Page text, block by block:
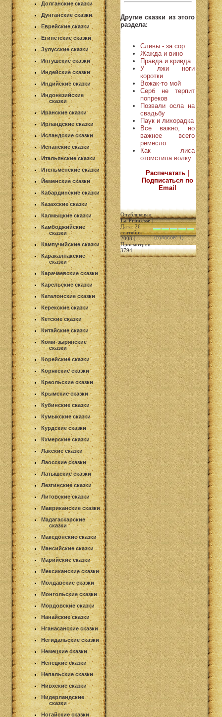
Долганские сказки
Дунганские сказки
Еврейские сказки
Египетские сказки
Зулусские сказки
Ингушские сказки
Индейские сказки
Индийские сказки
Индонезийские
сказки
Иранские сказки
Ирландские сказки
Исландские сказки
Испанские сказки
Итальянские сказки
Ительменские сказки
Йеменские сказки
Кабардинские сказки
Казахские сказки
Калмыцкие сказки
Камбоджийские
сказки
Кампучийские сказки
Каракалпакские
сказки
Карачаевские сказки
Карельские сказки
Каталонские сказки
Керекские сказки
Кетские сказки
Китайские сказки
Коми-зырянские
сказки
Корейские сказки
Корякские сказки
Креольские сказки
Крымские сказки
Кубинские сказки
Кумыкские сказки
Курдские сказки
Кхмерские сказки
Лакские сказки
Лаосские сказки
Латышские сказки
Лезгинские сказки
Литовские сказки
Мавриканские сказки
Мадагаскарские
сказки
Македонские сказки
Мансийские сказки
Марийские сказки
Мексиканские сказки
Молдавские сказки
Монгольские сказки
Мордовские сказки
Нанайские сказки
Нганасанские сказки
Негидальские сказки
Немецкие сказки
Ненецкие сказки
Непальские сказки
Нивхские сказки
Нидерландские
сказки
Ногайские сказки
Другие сказки из этого
раздела:
Сливы - за сор
Жажда и вино
Правда и кривда
У лжи ноги
коротки
Вожак-то мой
Серб не терпит
попреков
Позвали осла на
свадьбу
Паук и лихорадка
Все важно, но
важнее всего
ремесло
Как лиса
отомстила волку
Распечатать |
Подписаться по
Email
Опубликовал:
La Princesse|
Дата: 26
сентября
2008 |
Просмотров:
3794
(голосов: 1)